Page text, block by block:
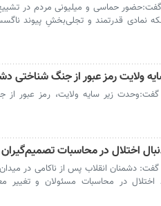
حماسی و میلیونی مردم در تشییع
نمادی قدرتمند و تجلی‌بخشِ پیوند
ولایت رمز عبور از جنگ شناختی
گفت:وحدت زیر سایه ولایت، رمز عبور
اختلال در محاسبات
دشمنان انقلاب پس از ناکامی در
اختلال در محاسبات مسئولان و تغییر